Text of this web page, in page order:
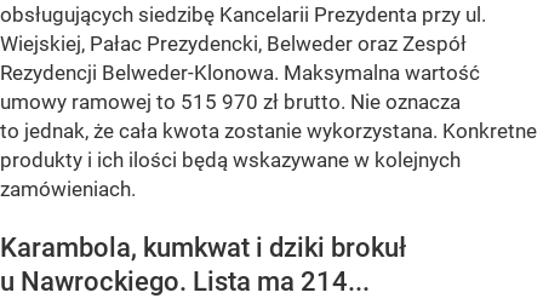
obsługujących siedzibę Kancelarii Prezydenta przy ul.
Wiejskiej, Pałac Prezydencki, Belweder oraz Zespół
Rezydencji Belweder-Klonowa. Maksymalna wartość
umowy ramowej to 515 970 zł brutto. Nie oznacza
to jednak, że cała kwota zostanie wykorzystana. Konkretne
produkty i ich ilości będą wskazywane w kolejnych
zamówieniach.
Karambola, kumkwat i dziki brokuł
u Nawrockiego. Lista ma 214...